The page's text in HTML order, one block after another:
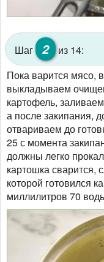
Шаг 2
из 14:
Пока варится мясо,
выкладываем
картофель,
а после закипания,
отвариваем до
25 с момента
должны легко
картошка сварится,
которой готовился
миллилитров 70